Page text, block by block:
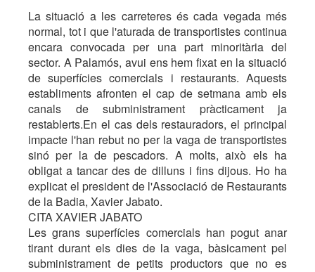
La situació a les carreteres és cada vegada més
normal, tot i que l'aturada de transportistes continua
encara convocada per una part minoritària del
sector. A Palamós, avui ens hem fixat en la situació
de superfícies comercials i restaurants. Aquests
establiments afronten el cap de setmana amb els
canals de subministrament pràcticament ja
restablerts.En el cas dels restauradors, el principal
impacte l'han rebut no per la vaga de transportistes
sinó per la de pescadors. A molts, això els ha
obligat a tancar des de dilluns i fins dijous. Ho ha
explicat el president de l'Associació de Restaurants
de la Badia, Xavier Jabato.
CITA XAVIER JABATO
Les grans superfícies comercials han pogut anar
tirant durant els dies de la vaga, bàsicament pel
subministrament de petits productors que no es